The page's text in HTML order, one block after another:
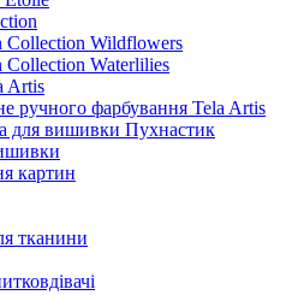
Collection Wildflowers
Collection Waterlilies
Artis
ручного фарбування Tela Artis
для вишивки Пухнастик
картин
тканини